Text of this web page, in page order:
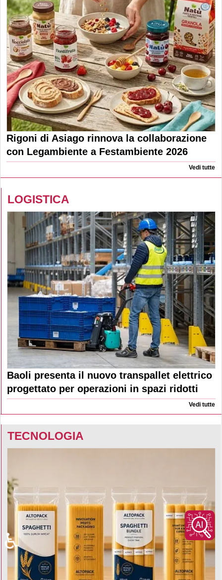
Rigoni di Asiago rinnova la collaborazione
con Legambiente a Festambiente 2026
Vedi tutte
LOGISTICA
Baoli presenta il nuovo transpallet elettrico
progettato per operazioni in spazi ridotti
Vedi tutte
TECNOLOGIA